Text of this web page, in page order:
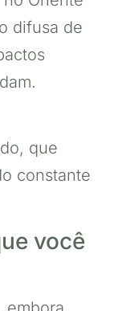
difusa de
que
constante
você